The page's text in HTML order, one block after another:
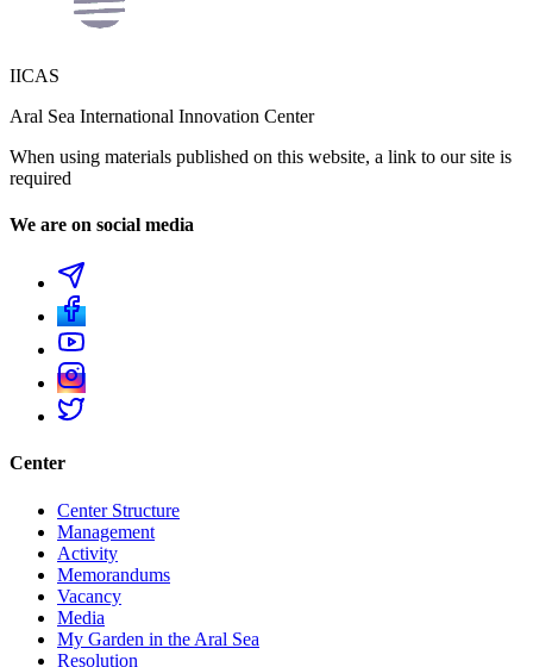
IICAS
Aral Sea International Innovation Center
When using materials published on this website, a link to our site is
required
We are on social media
Center
Center Structure
Management
Activity
Memorandums
Vacancy
Media
My Garden in the Aral Sea
Resolution